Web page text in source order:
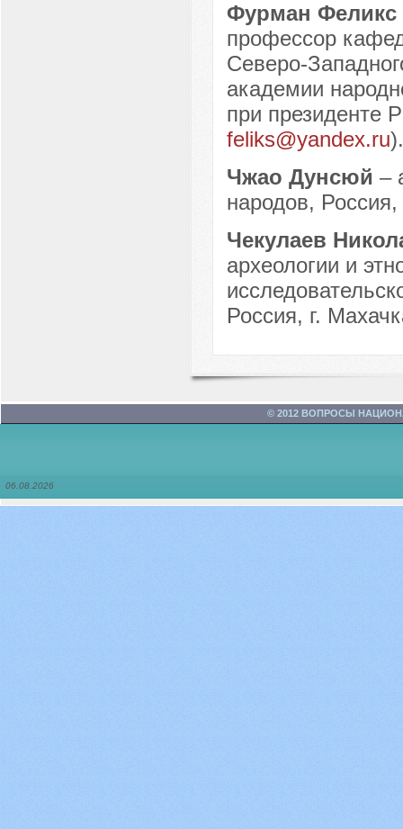
Фурман
профессор
Северо-
академии
при президенте
feliks@yandex.ru).
Чжао Дунсюй –
народов,
Чекулаев
археологии и
Россия, г.
© 2012 ВОПРОСЫ
06.08.2026